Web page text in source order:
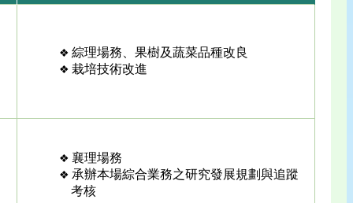
綜理場務、果樹及蔬菜品種改良
栽培技術改進
襄理場務
承辦本場綜合業務之研究發展規劃與追蹤
考核